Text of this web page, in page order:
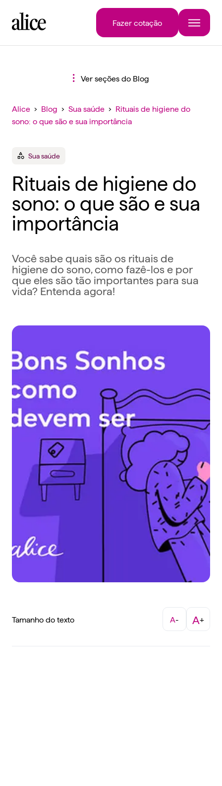
Fazer cotação
Ver seções do Blog
Alice › Blog › Sua saúde › Rituais de higiene do
sono: o que são e sua importância
Sua saúde
Rituais de higiene do
sono: o que são e sua
importância
Você sabe quais são os rituais de
higiene do sono, como fazê-los e por
que eles são tão importantes para sua
vida? Entenda agora!
Tamanho do texto A- A+